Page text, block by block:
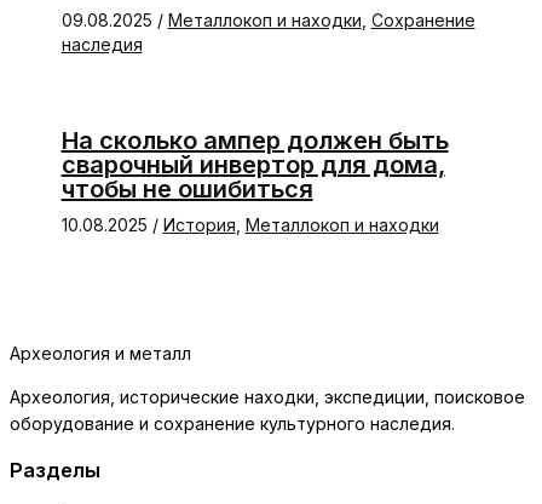
09.08.2025 / Металлокоп и находки Сохранение
наследия
На сколько ампер должен быть
сварочный инвертор для дома,
чтобы не ошибиться
10.08.2025 / История Металлокоп и находки
Археология и металл
Археология, исторические находки, экспедиции, поисковое
оборудование и сохранение культурного наследия.
Разделы